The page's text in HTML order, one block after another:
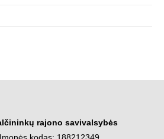
rajono savivalsybės
kodas: 188212349